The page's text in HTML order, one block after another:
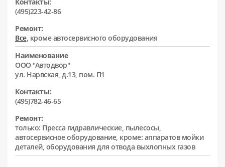
(495)223-42-86
Ремонт:
Все, кроме автосервисного оборудования
Наименование
ООО "Автодвор"
ул. Нарвская, д.13, пом. П1
Контакты:
(495)782-46-65
Ремонт:
только: Пресса гидравлические, пылесосы,
автосервисное оборудование, кроме: аппаратов мойки
деталей, оборудования для отвода выхлопных газов